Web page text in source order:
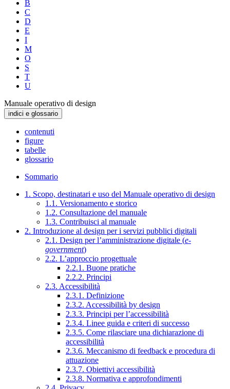
B
C
D
E
I
M
O
S
T
U
Manuale operativo di design
indici e glossario
contenuti
figure
tabelle
glossario
Sommario
1. Scopo, destinatari e uso del Manuale operativo di design
1.1. Versionamento e storico
1.2. Consultazione del manuale
1.3. Contribuisci al manuale
2. Introduzione al design per i servizi pubblici digitali
2.1. Design per l’amministrazione digitale (e-
government)
2.2. L’approccio progettuale
2.2.1. Buone pratiche
2.2.2. Principi
2.3. Accessibilità
2.3.1. Definizione
2.3.2. Accessibilità by design
2.3.3. Principi per l’accessibilità
2.3.4. Linee guida e criteri di successo
2.3.5. Come rilasciare una dichiarazione di
accessibilità
2.3.6. Meccanismo di feedback e procedura di
attuazione
2.3.7. Obiettivi accessibilità
2.3.8. Normativa e approfondimenti